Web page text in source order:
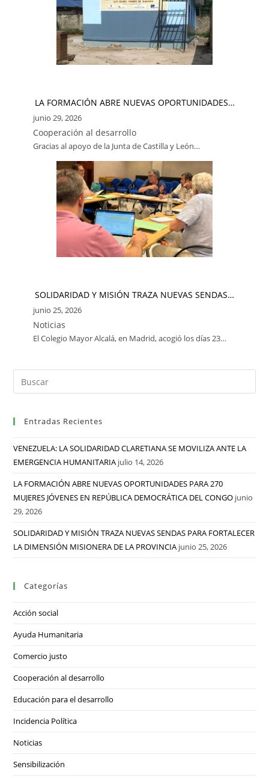
LA FORMACIÓN ABRE NUEVAS OPORTUNIDADES…
junio 29, 2026
Cooperación al desarrollo
Gracias al apoyo de la Junta de Castilla y León…
SOLIDARIDAD Y MISIÓN TRAZA NUEVAS SENDAS…
junio 25, 2026
Noticias
El Colegio Mayor Alcalá, en Madrid, acogió los días 23…
Entradas Recientes
VENEZUELA: LA SOLIDARIDAD CLARETIANA SE MOVILIZA ANTE LA
EMERGENCIA HUMANITARIA julio 14, 2026
LA FORMACIÓN ABRE NUEVAS OPORTUNIDADES PARA 270
MUJERES JÓVENES EN REPÚBLICA DEMOCRÁTICA DEL CONGO junio
29, 2026
SOLIDARIDAD Y MISIÓN TRAZA NUEVAS SENDAS PARA FORTALECER
LA DIMENSIÓN MISIONERA DE LA PROVINCIA junio 25, 2026
Categorías
Acción social
Ayuda Humanitaria
Comercio justo
Cooperación al desarrollo
Educación para el desarrollo
Incidencia Política
Noticias
Sensibilización